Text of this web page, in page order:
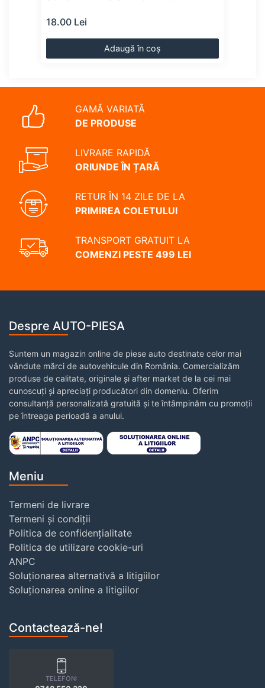
18.00 Lei
Adaugă în coș
GAMĂ VARIATĂ
DE PRODUSE
LIVRARE RAPIDĂ
ORIUNDE ÎN ȚARĂ
RETUR ÎN 14 ZILE DE LA
PRIMIREA COLETULUI
TRANSPORT GRATUIT LA
COMENZI PESTE 499 LEI
Despre AUTO-PIESA
Suntem un magazin online de piese auto destinate celor mai
vândute mărci de autovehicule din România. Comercializăm
produse de calitate, originale și after market de la cei mai
cunoscuți și apreciați producători din domeniu. Oferim
consultanță personalizată gratuită și te întâmpinăm cu promoții
pe întreaga perioadă a anului.
Meniu
Termeni de livrare
Termeni și condiții
Politica de confidențialitate
Politica de utilizare cookie-uri
ANPC
Soluționarea alternativă a litigiilor
Soluționarea online a litigiilor
Contactează-ne!
TELEFON: